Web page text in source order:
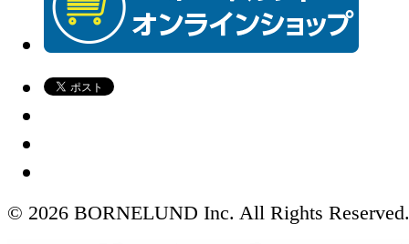
© 2026 BORNELUND Inc. All Rights Reserved.